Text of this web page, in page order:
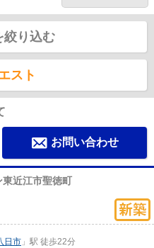
絞り込む
スト
お問い合わせ
東近江市聖徳町
日市 」駅 徒歩22分